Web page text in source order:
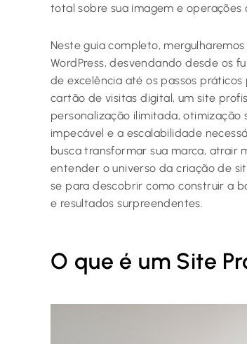
total sobre sua imagem e operações
Neste guia completo,
WordPress, desvendando desde os
de excelência até os passos
cartão de visitas digital, um site
personalização ilimitada,
impecável e a escalabilidade
busca transformar sua marca, atrair
entender o universo da criação de
se para descobrir como construir a
e resultados surpreendentes.
O que é um Site